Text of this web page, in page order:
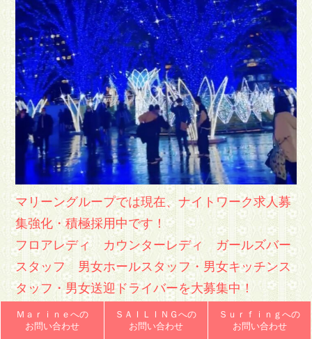
マリーングループでは現在、ナイトワーク求人募
集強化・積極採用中です！
フロアレディ カウンターレディ ガールズバー
スタッフ 男女ホールスタッフ・男女キッチンス
タッフ・男女送迎ドライバーを大募集中！
JR南福岡駅、西鉄雑餉隈駅チカです♪
博多駅 竹下駅 大橋 井尻 春日原 大野城
Ｍａｒｉｎｅへの
お問い合わせ
ＳＡＩＬＩＮＧへの
お問い合わせ
Ｓｕｒｆｉｎｇへの
お問い合わせ